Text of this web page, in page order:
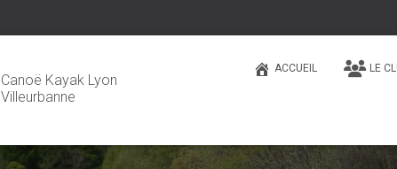
Canoë Kayak Lyon
Villeurbanne
ACCUEIL LE